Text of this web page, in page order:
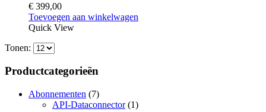
€ 399,00
Toevoegen aan winkelwagen
Quick View
Tonen:
Productcategorieën
Abonnementen (7)
API-Dataconnector (1)